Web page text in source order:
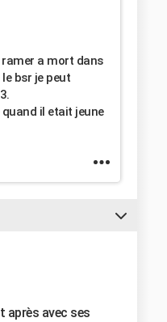
a mort dans
bsr je peut
il etait jeune
après avec ses